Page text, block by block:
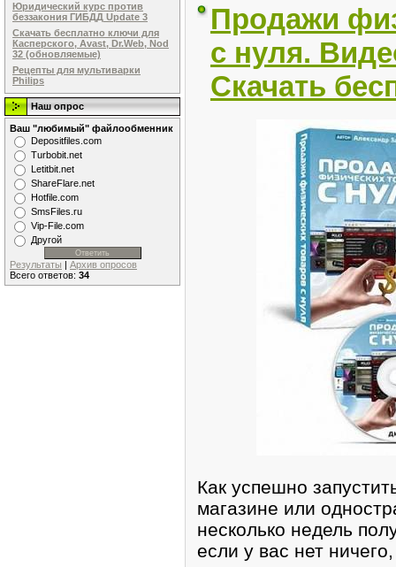
Юридический курс против
беззакония ГИБДД Update 3
Скачать бесплатно ключи для
Касперского, Avast, Dr.Web, Nod
32 (обновляемые)
Рецепты для мультиварки
Philips
Наш опрос
Ваш "любимый" файлообменник
Dеpоsitfilеs.com
Turbobit.net
Letitbit.net
ShareFlare.net
Hotfile.com
SmsFiles.ru
Vip-File.com
Другой
Результаты | Архив опросов
Всего ответов: 34
Продажи
с нуля.
Скачать
Как успешно
магазине или
несколько недель
если у вас нет